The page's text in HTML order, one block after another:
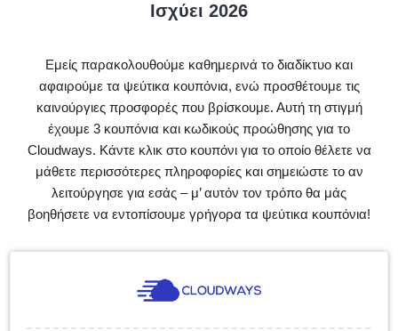
Ισχύει 2026
Εμείς παρακολουθούμε καθημερινά το διαδίκτυο και
αφαιρούμε τα ψεύτικα κουπόνια, ενώ προσθέτουμε τις
καινούργιες προσφορές που βρίσκουμε. Αυτή τη στιγμή
έχουμε 3 κουπόνια και κωδικούς προώθησης για το
Cloudways. Κάντε κλικ στο κουπόνι για το οποίο θέλετε να
μάθετε περισσότερες πληροφορίες και σημειώστε το αν
λειτούργησε για εσάς – μ’ αυτόν τον τρόπο θα μάς
βοηθήσετε να εντοπίσουμε γρήγορα τα ψεύτικα κουπόνια!